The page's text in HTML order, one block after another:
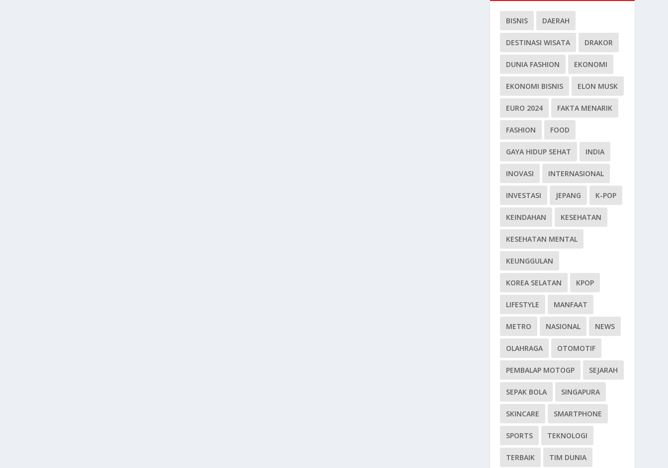
BISNIS DAERAH
DESTINASI WISATA DRAKOR
DUNIA FASHION EKONOMI
EKONOMI BISNIS ELON MUSK
EURO 2024 FAKTA MENARIK
FASHION FOOD
GAYA HIDUP SEHAT INDIA
INOVASI INTERNASIONAL
INVESTASI JEPANG K-POP
KEINDAHAN KESEHATAN
KESEHATAN MENTAL
KEUNGGULAN
KOREA SELATAN KPOP
LIFESTYLE MANFAAT
METRO NASIONAL NEWS
OLAHRAGA OTOMOTIF
PEMBALAP MOTOGP SEJARAH
SEPAK BOLA SINGAPURA
SKINCARE SMARTPHONE
SPORTS TEKNOLOGI
TERBAIK TIM DUNIA